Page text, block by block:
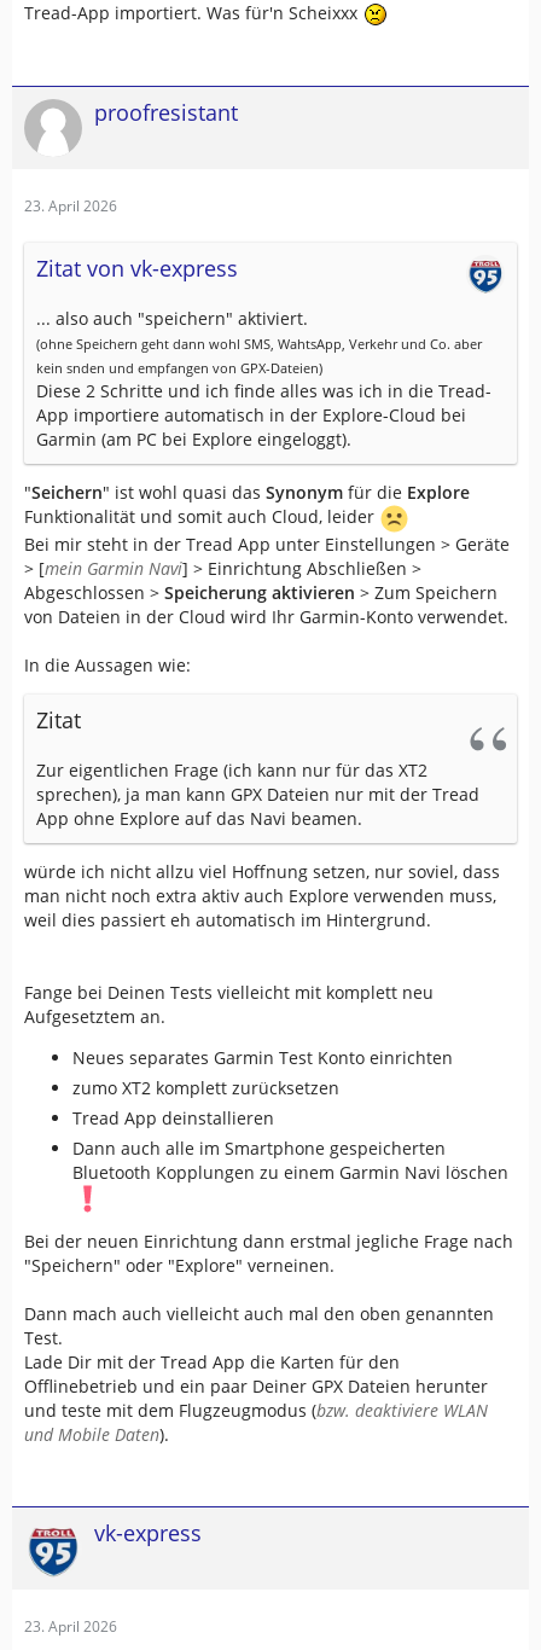
Tread-App importiert. Was für'n Scheixxx
proofresistant
23. April 2026
Zitat von vk-express
... also auch "speichern" aktiviert.
(ohne Speichern geht dann wohl SMS, WahtsApp, Verkehr und Co. aber
kein snden und empfangen von GPX-Dateien)
Diese 2 Schritte und ich finde alles was ich in die Tread-
App importiere automatisch in der Explore-Cloud bei
Garmin (am PC bei Explore eingeloggt).
"Seichern" ist wohl quasi das Synonym für die Explore
Funktionalität und somit auch Cloud, leider
Bei mir steht in der Tread App unter Einstellungen > Geräte
> [mein Garmin Navi] > Einrichtung Abschließen >
Abgeschlossen > Speicherung aktivieren > Zum Speichern
von Dateien in der Cloud wird Ihr Garmin-Konto verwendet.
In die Aussagen wie:
Zitat
Zur eigentlichen Frage (ich kann nur für das XT2
sprechen), ja man kann GPX Dateien nur mit der Tread
App ohne Explore auf das Navi beamen.
würde ich nicht allzu viel Hoffnung setzen, nur soviel, dass
man nicht noch extra aktiv auch Explore verwenden muss,
weil dies passiert eh automatisch im Hintergrund.
Fange bei Deinen Tests vielleicht mit komplett neu
Aufgesetztem an.
Neues separates Garmin Test Konto einrichten
zumo XT2 komplett zurücksetzen
Tread App deinstallieren
Dann auch alle im Smartphone gespeicherten
Bluetooth Kopplungen zu einem Garmin Navi löschen
Bei der neuen Einrichtung dann erstmal jegliche Frage nach
"Speichern" oder "Explore" verneinen.
Dann mach auch vielleicht auch mal den oben genannten
Test.
Lade Dir mit der Tread App die Karten für den
Offlinebetrieb und ein paar Deiner GPX Dateien herunter
und teste mit dem Flugzeugmodus (bzw. deaktiviere WLAN
und Mobile Daten).
vk-express
23. April 2026